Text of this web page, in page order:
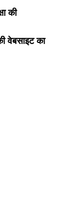
की
वेबसाइट का